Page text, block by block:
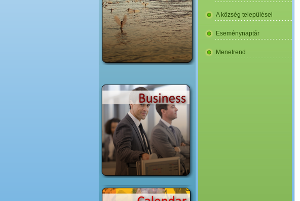
A község települései
Eseménynaptár
Menetrend